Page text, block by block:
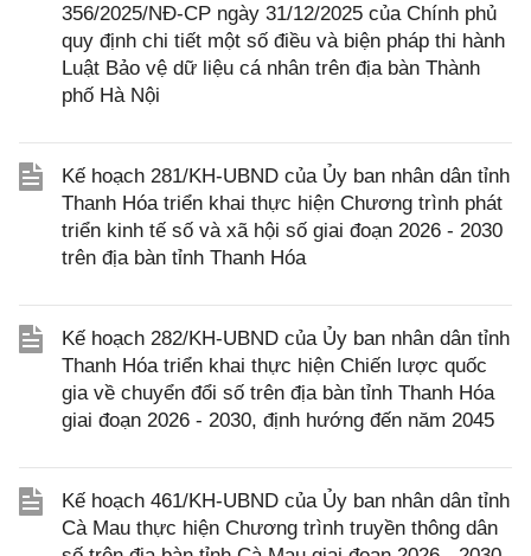
356/2025/NĐ-CP ngày 31/12/2025 của Chính phủ
quy định chi tiết một số điều và biện pháp thi hành
Luật Bảo vệ dữ liệu cá nhân trên địa bàn Thành
phố Hà Nội
Kế hoạch 281/KH-UBND của Ủy ban nhân dân tỉnh
Thanh Hóa triển khai thực hiện Chương trình phát
triển kinh tế số và xã hội số giai đoạn 2026 - 2030
trên địa bàn tỉnh Thanh Hóa
Kế hoạch 282/KH-UBND của Ủy ban nhân dân tỉnh
Thanh Hóa triển khai thực hiện Chiến lược quốc
gia về chuyển đổi số trên địa bàn tỉnh Thanh Hóa
giai đoạn 2026 - 2030, định hướng đến năm 2045
Kế hoạch 461/KH-UBND của Ủy ban nhân dân tỉnh
Cà Mau thực hiện Chương trình truyền thông dân